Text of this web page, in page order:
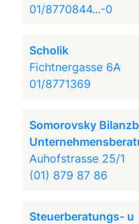
01/8770844...-0
Scholik
Fichtnergasse 6A
01/8771369
Somorovsky
Auhofstrasse 25/1
(01) 879 87 86
Steuerberatungs- u